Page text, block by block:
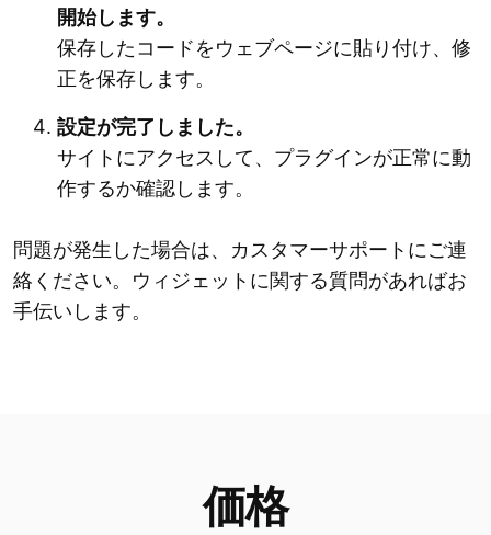
開始します。
保存したコードをウェブページに貼り付け、修
正を保存します。
設定が完了しました。
サイトにアクセスして、プラグインが正常に動
作するか確認します。
問題が発生した場合は、カスタマーサポートにご連
絡ください。ウィジェットに関する質問があればお
手伝いします。
価格